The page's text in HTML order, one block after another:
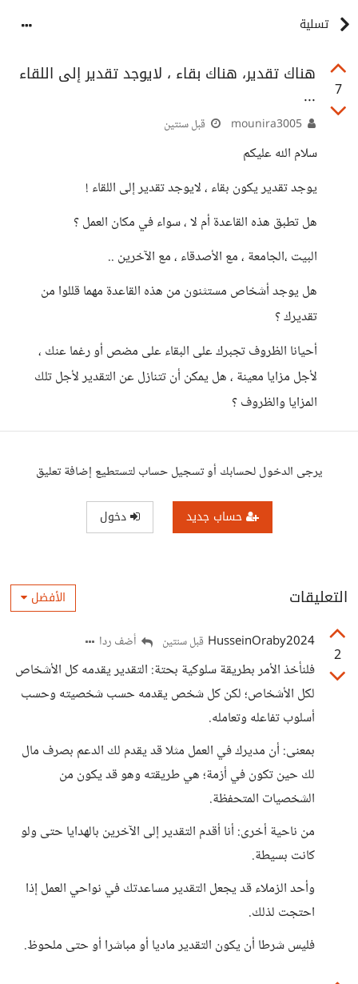
تسلية
7
هناك تقدير، هناك بقاء ، لايوجد تقدير إلى اللقاء
...
قبل سنتين
سلام الله عليكم
يوجد تقدير يكون بقاء ، لايوجد تقدير إلى اللقاء !
هل تطبق هذه القاعدة أم لا ، سواء في مكان العمل ؟
البيت ،الجامعة ، مع الأصدقاء ، مع الآخرين ..
هل يوجد أشخاص مستثنون من هذه القاعدة مهما قللوا من
تقديرك ؟
أحيانا الظروف تجبرك على البقاء على مضص أو رغما عنك ،
لأجل مزايا معينة ، هل يمكن أن تتنازل عن التقدير لأجل تلك
المزايا والظروف ؟
يرجى الدخول لحسابك أو تسجيل حساب لتستطيع إضافة تعليق
حساب جديد دخول
التعليقات الأفضل
2
HusseinOraby2024 قبل سنتين أضف ردا
فلنأخذ الأمر بطريقة سلوكية بحتة: التقدير يقدمه كل الأشخاص
لكل الأشخاص؛ لكن كل شخص يقدمه حسب شخصيته وحسب
أسلوب تفاعله وتعامله.
بمعنى: أن مديرك في العمل مثلا قد يقدم لك الدعم بصرف مال
لك حين تكون في أزمة؛ هي طريقته وهو قد يكون من
الشخصيات المتحفظة.
من ناحية أخرى: أنا أقدم التقدير إلى الآخرين بالهدايا حتى ولو
كانت بسيطة.
وأحد الزملاء قد يجعل التقدير مساعدتك في نواحي العمل إذا
احتجت لذلك.
فليس شرطا أن يكون التقدير ماديا أو مباشرا أو حتى ملحوظ.